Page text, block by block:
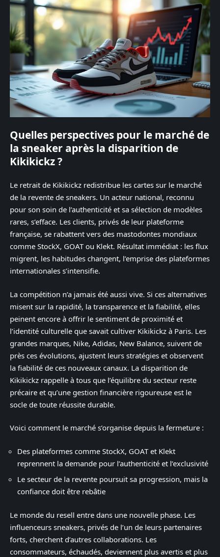
Quelles perspectives pour le marché de
la sneaker après la disparition de
Kikikickz ?
Le retrait de Kikikickz redistribue les cartes sur le marché
de la revente de sneakers. Un acteur national, reconnu
pour son soin de l’authenticité et sa sélection de modèles
rares, s’efface. Les clients, privés de leur plateforme
française, se rabattent vers des mastodontes mondiaux
comme StockX, GOAT ou Klekt. Résultat immédiat : les flux
migrent, les habitudes changent, l’emprise des plateformes
internationales s’intensifie.
La compétition n’a jamais été aussi vive. Si ces alternatives
misent sur la rapidité, la transparence et la fiabilité, elles
peinent encore à offrir le sentiment de proximité et
l’identité culturelle que savait cultiver Kikikickz à Paris. Les
grandes marques, Nike, Adidas, New Balance, suivent de
près ces évolutions, ajustent leurs stratégies et observent
la fiabilité de ces nouveaux canaux. La disparition de
Kikikickz rappelle à tous que l’équilibre du secteur reste
précaire et qu’une gestion financière rigoureuse est le
socle de toute réussite durable.
Voici comment le marché s’organise depuis la fermeture :
Des plateformes comme StockX, GOAT et Klekt
reprennent la demande pour l’authenticité et l’exclusivité
Le secteur de la revente poursuit sa progression, mais la
confiance doit être rebâtie
Le monde du resell entre dans une nouvelle phase. Les
influenceurs sneakers, privés de l’un de leurs partenaires
forts, cherchent d’autres collaborations. Les
consommateurs, échaudés, deviennent plus avertis et plus